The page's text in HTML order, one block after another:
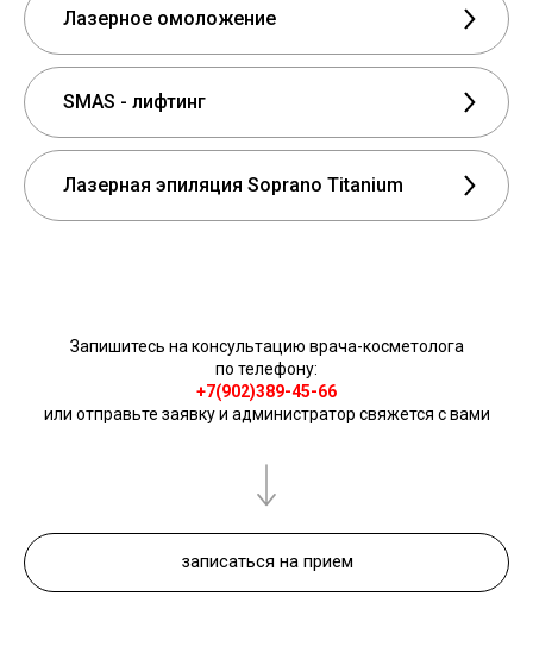
Лазерное омоложение
SMAS - лифтинг
Лазерная эпиляция Soprano Titanium
Запишитесь на консультацию врача-косметолога
по телефону:
+7(902)389-45-66
или отправьте заявку и администратор свяжется с вами
записаться на прием